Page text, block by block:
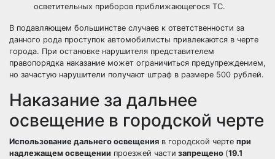
осветительных приборов приближающегося ТС.
В подавляющем большинстве случаев к ответственности за
данного рода проступок автомобилисты привлекаются в черте
города. При остановке нарушителя представителем
правопорядка наказание может ограничиться предупреждением,
но зачастую нарушители получают штраф в размере 500 рублей.
Наказание за дальнее
освещение в городской черте
Использование дальнего освещения в городской черте при
надлежащем освещении проезжей части запрещено (19.1